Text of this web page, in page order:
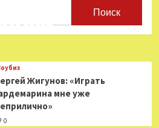
за звезд
Жигунов: «Играть
мне уже
0